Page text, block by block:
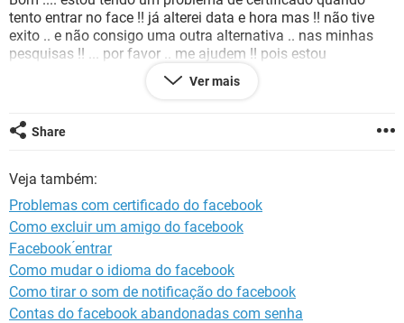
GUIA DE COMPRAS
tento entrar no face !! já alterei data e hora mas !! não tive
exito .. e não consigo uma outra alternativa .. nas minhas
pesquisas !! ... por favor .. me ajudem !! pois estou
Ver mais
Share
Veja também:
Problemas com certificado do facebook
Como excluir um amigo do facebook
Facebook ́entrar
Como mudar o idioma do facebook
Como tirar o som de notificação do facebook
Contas do facebook abandonadas com senha